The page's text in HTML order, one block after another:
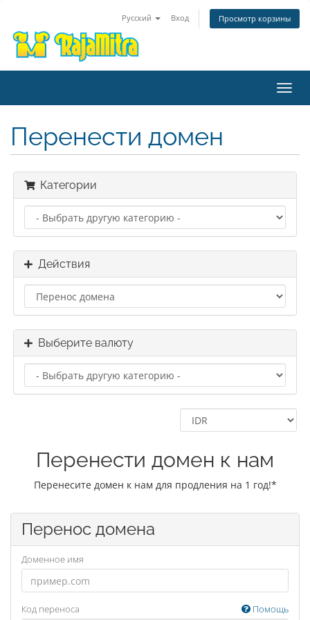
Русский Вход Просмотр корзины
Перенести домен
Категории
Действия
Выберите валюту
Перенести домен к нам
Перенесите домен к нам для продления на 1 год!*
Перенос домена
Доменное имя
Код переноса Помощь